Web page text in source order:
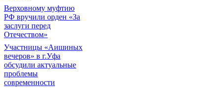
Верховному муфтию
РФ вручили орден «За
заслуги перед
Отечеством»
Участницы «Аишиных
вечеров» в г.Уфа
обсудили актуальные
проблемы
современности